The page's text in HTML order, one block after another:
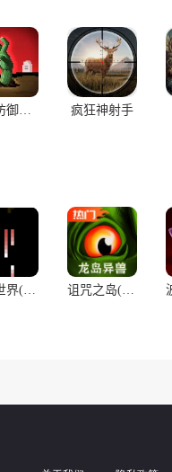
僵尸防御：死亡射击（辅助菜单） 疯狂神射手
我的世界(雾中人3) 诅咒之岛(64位全新菜单)